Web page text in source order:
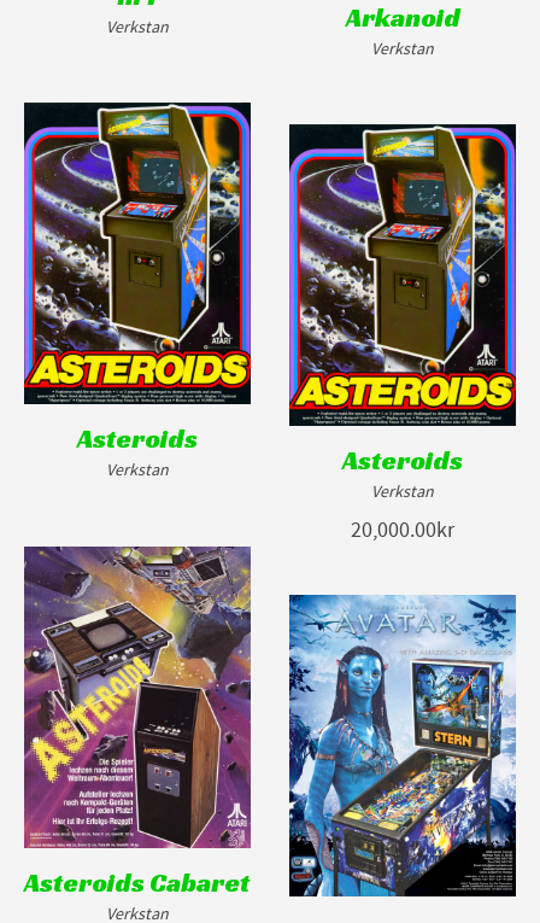
Verkstan Arkanoid
Verkstan
Asteroids
Verkstan Asteroids
Verkstan
20,000.00kr
Asteroids Cabaret
Verkstan